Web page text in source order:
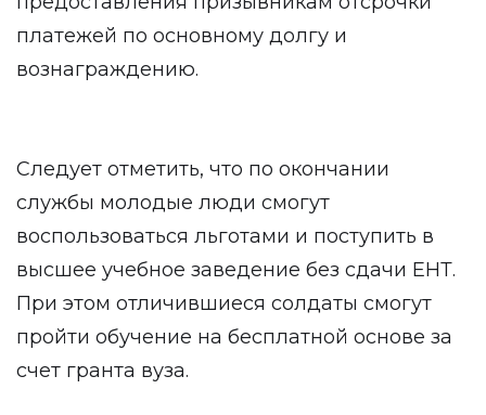
платежей по основному долгу и
вознаграждению.
Следует отметить, что по окончании
службы молодые люди смогут
воспользоваться льготами и поступить в
высшее учебное заведение без сдачи ЕНТ.
При этом отличившиеся солдаты смогут
пройти обучение на бесплатной основе за
счет гранта вуза.